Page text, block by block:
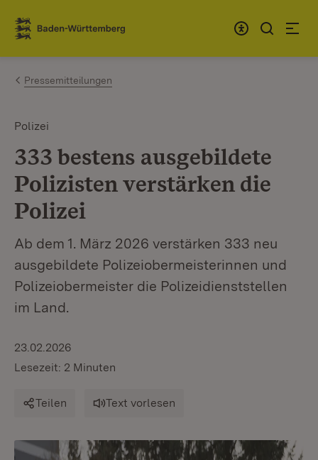
Zum Inhalt springen
Link zur Startseite
Pressemitteilungen
Polizei
333 bestens ausgebildete
Polizisten verstärken die
Polizei
Ab dem 1. März 2026 verstärken 333 neu
ausgebildete Polizeiobermeisterinnen und
Polizeiobermeister die Polizeidienststellen
im Land.
23.02.2026
Lesezeit: 2 Minuten
Teilen Text vorlesen